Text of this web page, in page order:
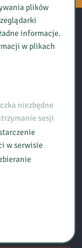
plików
informacje.
w plikach
niezbędne
sesji
w serwisie